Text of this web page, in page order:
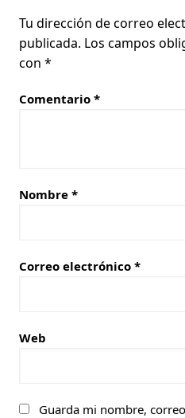
Tu dirección de correo
publicada. Los campos
con *
Comentario *
Nombre *
Correo electrónico *
Web
Guarda mi nombre,